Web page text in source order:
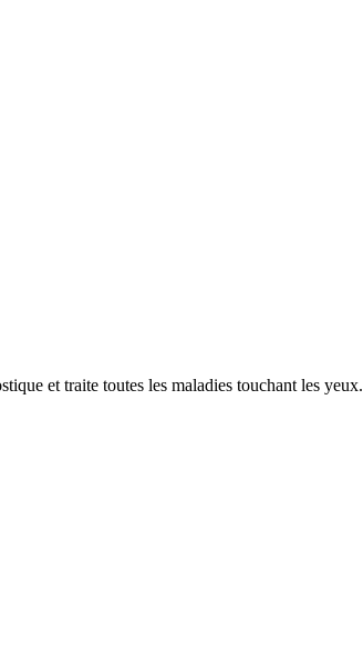
et traite toutes les maladies touchant les yeux.